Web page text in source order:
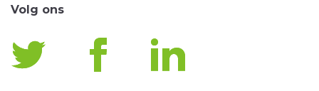
Volg ons